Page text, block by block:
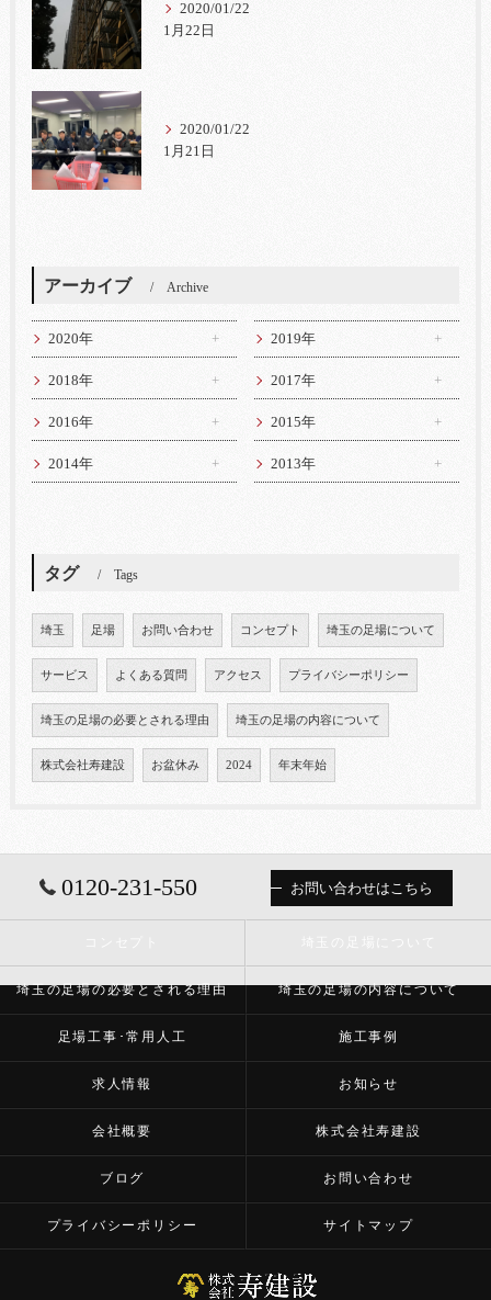
2020/01/22
1月22日
2020/01/22
1月21日
アーカイブ Archive
2020年 2019年
2018年 2017年
2016年 2015年
2014年 2013年
タグ Tags
埼玉 足場 お問い合わせ コンセプト 埼玉の足場について
サービス よくある質問 アクセス プライバシーポリシー
埼玉の足場の必要とされる理由 埼玉の足場の内容について
株式会社寿建設 お盆休み 2024 年末年始
0120-231-550 お問い合わせはこちら
埼玉の足場の必要とされる理由 埼玉の足場の内容について
足場工事･常用人工 施工事例
求人情報 お知らせ
会社概要 株式会社寿建設
ブログ お問い合わせ
プライバシーポリシー サイトマップ